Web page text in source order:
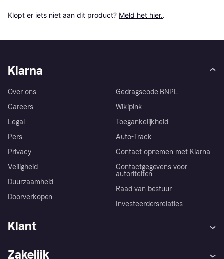
Klopt er iets niet aan dit product? Meld het hier..
Klarna
Over ons
Careers
Legal
Pers
Privacy
Veiligheid
Duurzaamheid
Doorverkopen
Gedragscode BNPL
Wikipink
Toegankelijkheid
Auto-Track
Contact opnemen met Klarna
Contactgegevens voor
autoriteiten
Raad van bestuur
Investeerdersrelaties
Klant
Zakelijk